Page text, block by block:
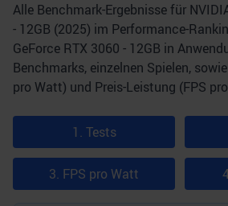
Alle Benchmark-Ergebnisse für
- 12GB (2025) im Performance-
GeForce RTX 3060 - 12GB in
Benchmarks, einzelnen Spielen,
pro Watt) und Preis-Leistung (FPS
1. Tests
3. FPS pro Watt